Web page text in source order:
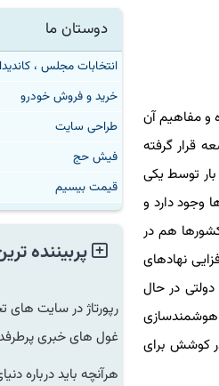
مفاهیم آن
۱۶ شتاب دهنده در راه توسعه قرار گرفته
توسط یکی
وجود دارد و
هم در
نهادهای
در حال
هوشمندسازی
کوشش برای
دوستان ما
انتخابات مجلس ،
خرید و فروش خودرو
طراحی سایت
فیش حج
قیمت بیسیم
پربیننده
رپورتاژ در سایت های
غول های خبری
هرآنچه باید درباره